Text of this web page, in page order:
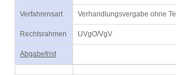
Verfahrensart Verhandlungsvergabe ohne
Rechtsrahmen UVgO/VgV
Abgabefrist